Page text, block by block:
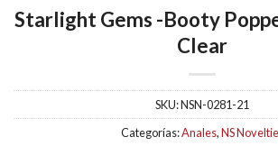
Starlight Gems -Booty
Clear
SKU:NSN-0281-21
Categorías:Anales,NS